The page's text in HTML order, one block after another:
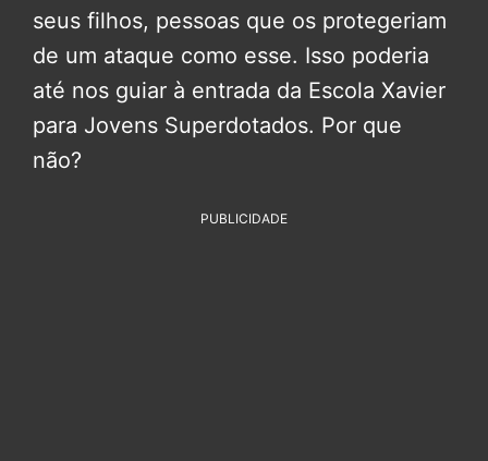
seus filhos, pessoas que os protegeriam
de um ataque como esse. Isso poderia
até nos guiar à entrada da Escola Xavier
para Jovens Superdotados. Por que
não?
PUBLICIDADE